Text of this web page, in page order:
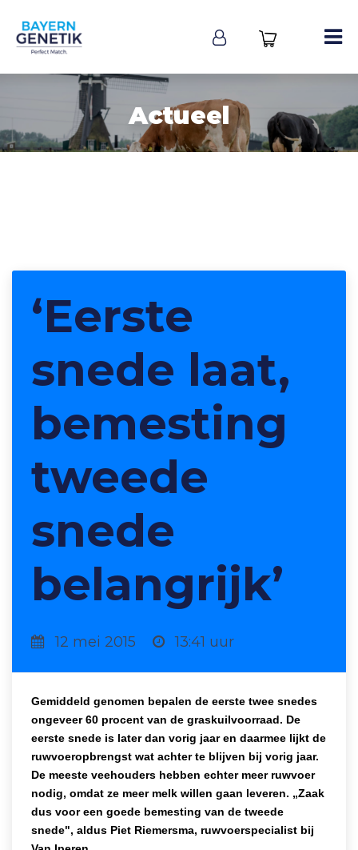
Actueel
‘Eerste
snede laat,
bemesting
tweede
snede
belangrijk’
12 mei 2015 13:41 uur
Gemiddeld genomen bepalen de eerste twee snedes
ongeveer 60 procent van de graskuilvoorraad. De
eerste snede is later dan vorig jaar en daarmee lijkt de
ruwvoeropbrengst wat achter te blijven bij vorig jaar.
De meeste veehouders hebben echter meer ruwvoer
nodig, omdat ze meer melk willen gaan leveren. „Zaak
dus voor een goede bemesting van de tweede
snede", aldus Piet Riemersma, ruwvoerspecialist bij